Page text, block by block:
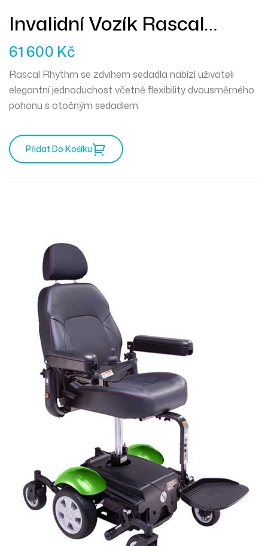
Invalidní Vozík Rascal
Rhythm Se Zdvihem
Sedadla
61 600 Kč
Rascal Rhythm se zdvihem sedadla nabízí uživateli
elegantní jednoduchost včetně flexibility dvousměrného
pohonu s otočným sedadlem.
Přidat Do Košíku